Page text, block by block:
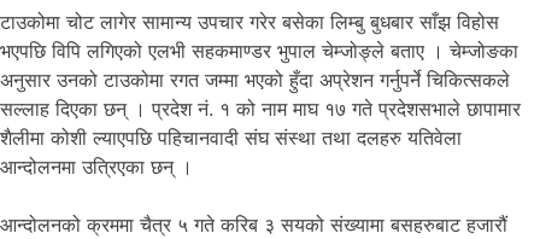
टाउकोमा चोट लागेर सामान्य उपचार गरेर बसेका लिम्बु बुधबार साँझ विहोस
भएपछि विपि लगिएको एलभी सहकमाण्डर भुपाल चेम्जोङ्ले बताए । चेम्जोङका
अनुसार उनको टाउकोमा रगत जम्मा भएको हुँदा अप्रेशन गर्नुपर्ने चिकित्सकले
सल्लाह दिएका छन् । प्रदेश नं. १ को नाम माघ १७ गते प्रदेशसभाले छापामार
शैलीमा कोशी ल्याएपछि पहिचानवादी संघ संस्था तथा दलहरु यतिवेला
आन्दोलनमा उत्रिएका छन् ।
आन्दोलनको क्रममा चैत्र ५ गते करिब ३ सयको संख्यामा बसहरुबाट हजारौं